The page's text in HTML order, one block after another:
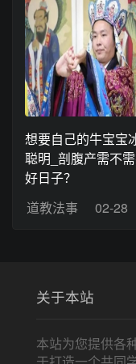
想要自己的牛宝宝
聪明_剖腹产需不
好日子？
道教法事
02-28
关于本站
本站为您提供各